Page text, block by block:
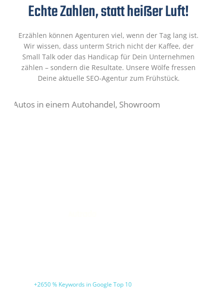
Echte Zahlen, statt heißer Luft!
Erzählen können Agenturen viel, wenn der Tag lang ist.
Wir wissen, dass unterm Strich nicht der Kaffee, der
Small Talk oder das Handicap für Dein Unternehmen
zählen – sondern die Resultate. Unsere Wölfe fressen
Deine aktuelle SEO-Agentur zum Frühstück.
Zielkeyword in 6 Monaten auf Platz 1